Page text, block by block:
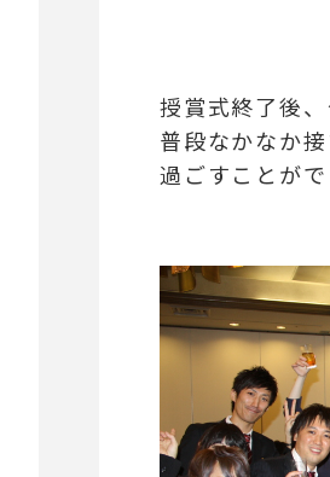
授賞式終了後
普段なかなか
過ごすことがで